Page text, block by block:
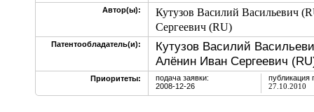
Автор(ы):
Кутузов Василий Васильевич
Сергеевич (RU)
Патентообладатель(и):
Кутузов Василий
Алёнин Иван Сергеевич
Приоритеты:
подача заявки:
2008-12-26
публикация
27.10.2010